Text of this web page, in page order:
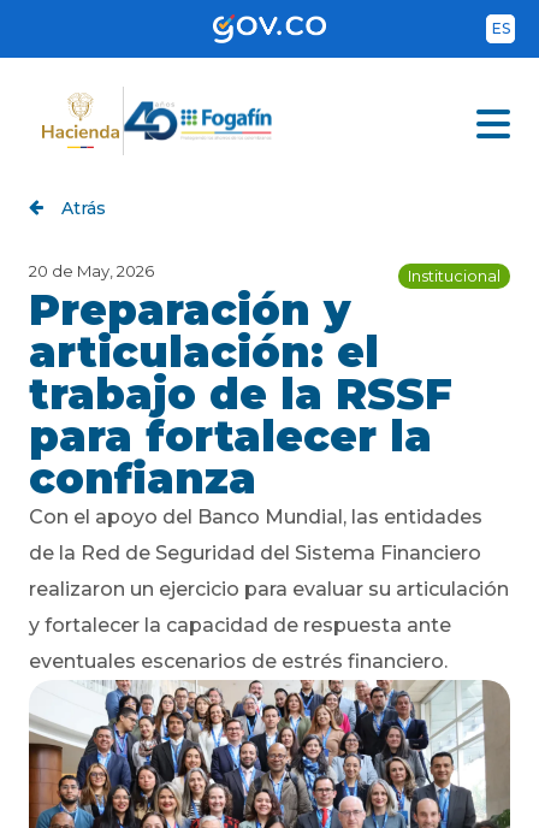
ES
Atrás
20 de May, 2026 Institucional
Preparación y
articulación: el
trabajo de la RSSF
para fortalecer la
confianza
Con el apoyo del Banco Mundial, las entidades
de la Red de Seguridad del Sistema Financiero
realizaron un ejercicio para evaluar su articulación
y fortalecer la capacidad de respuesta ante
eventuales escenarios de estrés financiero.